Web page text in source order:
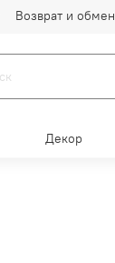
Возврат и обмен
Декор